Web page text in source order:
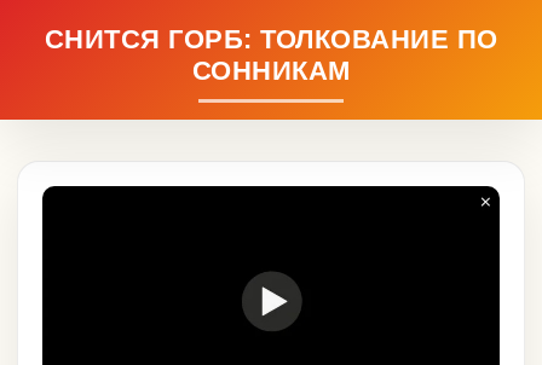
СНИТСЯ ГОРБ: ТОЛКОВАНИЕ ПО
СОННИКАМ